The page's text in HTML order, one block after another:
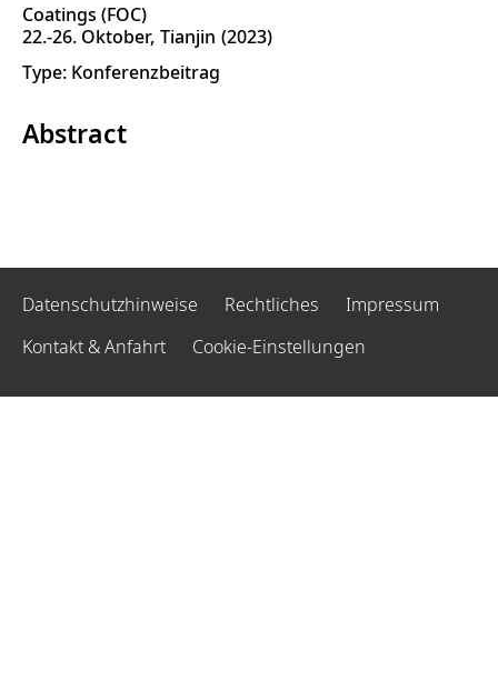
Coatings (FOC)
22.-26. Oktober Tianjin 2023
Type: Konferenzbeitrag
Abstract
Datenschutzhinweise Rechtliches
Impressum
Kontakt & Anfahrt
Cookie-Einstellungen